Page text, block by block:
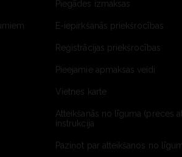
Piegādes izmaksas
E-iepirkšanās priekšrocības
Reģistrācijas priekšrocības
Pieejamie apmaksas veidi
Vietnes karte
Atteikšanās no līguma (preces
instrukcija
Paziņot par atteikšanos no